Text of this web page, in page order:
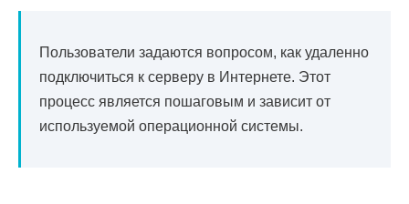
Пользователи задаются вопросом, как удаленно
подключиться к серверу в Интернете. Этот
процесс является пошаговым и зависит от
используемой операционной системы.